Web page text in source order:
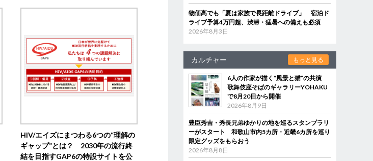
HIV/エイズにまつわる6つの“理解の
ギャップ”とは？ 2030年の流行終
結を目指すGAP6の特設サイトを公
物価高でも「夏は家族で長距離ドライブ」 宿泊ド
ライブ予算4万円超、渋滞・猛暑への備えも必須
2026年8月3日
カルチャー もっと見る
6人の作家が描く“風景と猫”の共演
歌舞伎座そばのギャラリーYOHAKU
で8月20日から開催
2026年8月9日
豊臣秀吉・秀長兄弟ゆかりの地を巡るスタンプラリ
ーがスタート 和歌山市内5カ所・近畿6カ所を巡り
限定グッズをもらおう
2026年8月8日